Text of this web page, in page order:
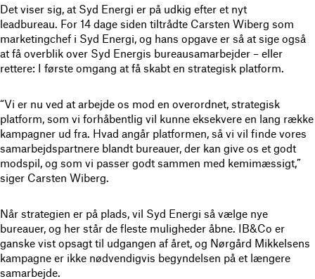
Det viser sig, at Syd Energi er på udkig efter et nyt
leadbureau. For 14 dage siden tiltrådte Carsten Wiberg som
marketingchef i Syd Energi, og hans opgave er så at sige også
at få overblik over Syd Energis bureausamarbejder – eller
rettere: I første omgang at få skabt en strategisk platform.
“Vi er nu ved at arbejde os mod en overordnet, strategisk
platform, som vi forhåbentlig vil kunne eksekvere en lang række
kampagner ud fra. Hvad angår platformen, så vi vil finde vores
samarbejdspartnere blandt bureauer, der kan give os et godt
modspil, og som vi passer godt sammen med kemimæssigt,”
siger Carsten Wiberg.
Når strategien er på plads, vil Syd Energi så vælge nye
bureauer, og her står de fleste muligheder åbne. IB&Co er
ganske vist opsagt til udgangen af året, og Nørgård Mikkelsens
kampagne er ikke nødvendigvis begyndelsen på et længere
samarbejde.